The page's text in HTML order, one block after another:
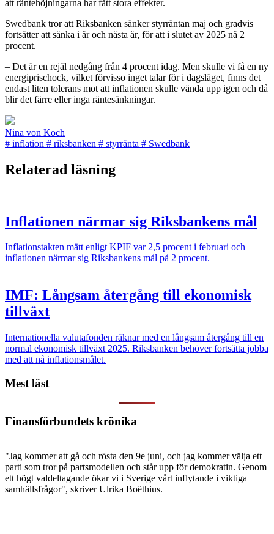
att räntehöjningarna har fått stora effekter.
Swedbank tror att Riksbanken sänker styrräntan maj och gradvis
fortsätter att sänka i år och nästa år, för att i slutet av 2025 nå 2
procent.
– Det är en rejäl nedgång från 4 procent idag. Men skulle vi få en ny
energiprischock, vilket förvisso inget talar för i dagsläget, finns det
endast liten tolerans mot att inflationen skulle vända upp igen och då
blir det färre eller inga räntesänkningar.
Nina von Koch
# inflation # riksbanken # styrränta # Swedbank
Relaterad läsning
Inflationen närmar sig Riksbankens mål
Inflationstakten mätt enligt KPIF var 2,5 procent i februari och
inflationen närmar sig Riksbankens mål på 2 procent.
IMF: Långsam återgång till ekonomisk
tillväxt
Internationella valutafonden räknar med en långsam återgång till en
normal ekonomisk tillväxt 2025. Riksbanken behöver fortsätta jobba
med att nå inflationsmålet.
Mest läst
Finansförbundets krönika
"Jag kommer att gå och rösta den 9e juni, och jag kommer välja ett
parti som tror på partsmodellen och står upp för demokratin. Genom
ett högt valdeltagande ökar vi i Sverige vårt inflytande i viktiga
samhällsfrågor", skriver Ulrika Boëthius.